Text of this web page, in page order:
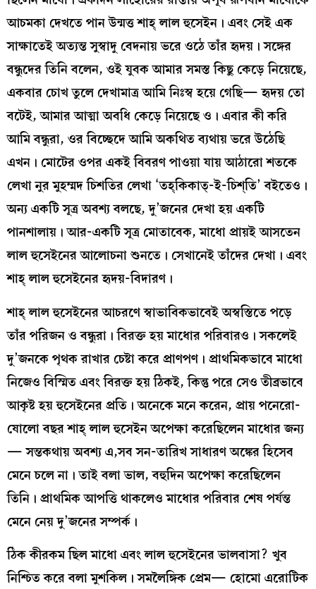
আচমকা দেখতে পান উন্মত্ত শাহ্‌ লাল হুসেইন। এবং সেই এক
সাক্ষাতেই অত্যন্ত সুস্বাদু বেদনায় ভরে ওঠে তাঁর হৃদয়। সঙ্গের
বন্ধুদের তিনি বলেন, ওই যুবক আমার সমস্ত কিছু কেড়ে নিয়েছে,
একবার চোখ তুলে দেখামাত্র আমি নিঃস্ব হয়ে গেছি— হৃদয় তো
বটেই, আমার আত্মা অবধি কেড়ে নিয়েছে ও। এবার কী করি
আমি বন্ধুরা, ওর বিচ্ছেদে আমি অকথিত ব্যথায় ভরে উঠেছি
এখন। মোটের ওপর একই বিবরণ পাওয়া যায় আঠারো শতকে
লেখা নুর মুহম্মদ চিশতির লেখা ‘তহ্‌কিকাত্‌-ই-চিশ্‌তি’ বইতেও।
অন্য একটি সূত্র অবশ্য বলছে, দু’জনের দেখা হয় একটি
পানশালায়। আর-একটি সূত্র মোতাবেক, মাধো প্রায়ই আসতেন
লাল হুসেইনের আলোচনা শুনতে। সেখানেই তাঁদের দেখা। এবং
শাহ্‌ লাল হুসেইনের হৃদয়-বিদারণ।
শাহ্‌ লাল হুসেইনের আচরণে স্বাভাবিকভাবেই অস্বস্তিতে পড়ে
তাঁর পরিজন ও বন্ধুরা। বিরক্ত হয় মাধোর পরিবারও। সকলেই
দু’জনকে পৃথক রাখার চেষ্টা করে প্রাণপণ। প্রাথমিকভাবে মাধো
নিজেও বিস্মিত এবং বিরক্ত হয় ঠিকই, কিন্তু পরে সেও তীব্রভাবে
আকৃষ্ট হয় হুসেইনের প্রতি। অনেকে মনে করেন, প্রায় পনেরো-
ষোলো বছর শাহ্‌ লাল হুসেইন অপেক্ষা করেছিলেন মাধোর জন্য
— সন্তকথায় অবশ্য এ,সব সন-তারিখ সাধারণ অঙ্কের হিসেব
মেনে চলে না। তাই বলা ভাল, বহুদিন অপেক্ষা করেছিলেন
তিনি। প্রাথমিক আপত্তি থাকলেও মাধোর পরিবার শেষ পর্যন্ত
মেনে নেয় দু’জনের সম্পর্ক।
ঠিক কীরকম ছিল মাধো এবং লাল হুসেইনের ভালবাসা? খুব
নিশ্চিত করে বলা মুশকিল। সমলৈঙ্গিক প্রেম— হোমো এরোটিক